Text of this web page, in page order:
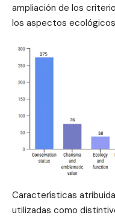
ampliación de los
los aspectos
Características
utilizadas como